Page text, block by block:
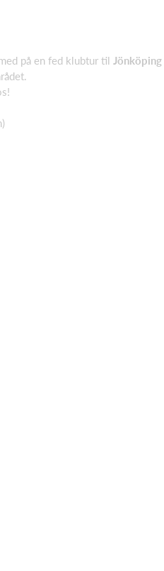
på en fed klubtur til Jönköping